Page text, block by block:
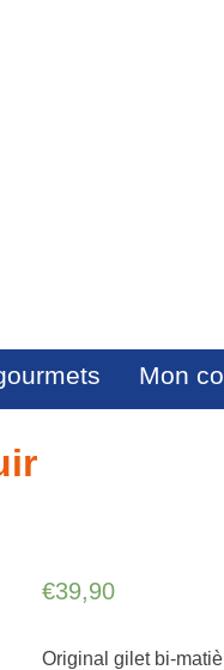
Mon
€39,90
Original gilet bi-